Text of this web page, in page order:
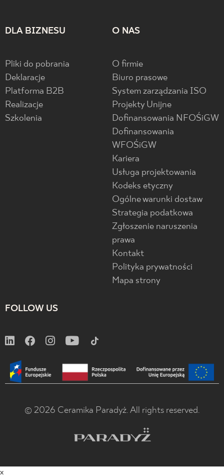
DLA BIZNESU
Pliki do pobrania
Deklaracje
Platforma B2B
Realizacje
Szkolenia
O NAS
O firmie
Biuro prasowe
System zarządzania ISO
Projekty Unijne
Dofinansowania NFOŚiGW
Dofinansowania
WFOŚiGW
Kariera
Usługa projektowania
Kodeks etyczny
Ogólne warunki dostaw
Strategia podatkowa
Zgłoszenie naruszenia
prawa
Kontakt
Polityka prywatności
Mapa strony
FOLLOW US
© 2026 Ceramika Paradyż. All rights reserved.
x